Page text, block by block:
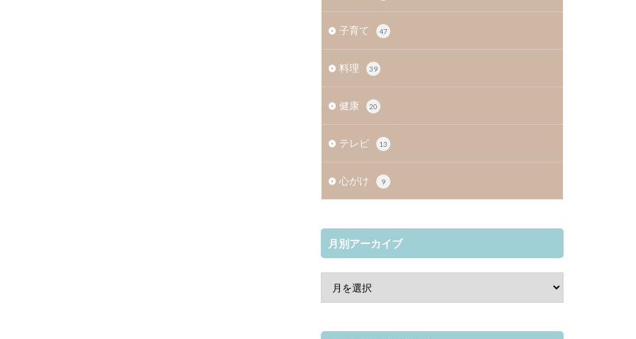
子育て 47
料理 39
健康 20
テレビ 13
心がけ 9
月別アーカイブ